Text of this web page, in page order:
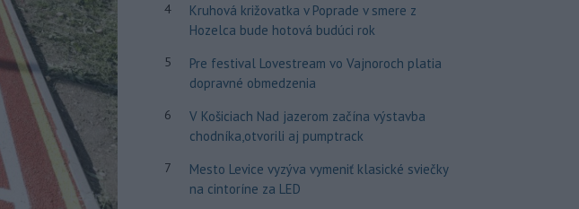
4
Kruhová križovatka v Poprade v smere z
Hozelca bude hotová budúci rok
5
Pre festival Lovestream vo Vajnoroch platia
dopravné obmedzenia
6
V Košiciach Nad jazerom začína výstavba
chodníka,otvorili aj pumptrack
7
Mesto Levice vyzýva vymeniť klasické sviečky
na cintoríne za LED